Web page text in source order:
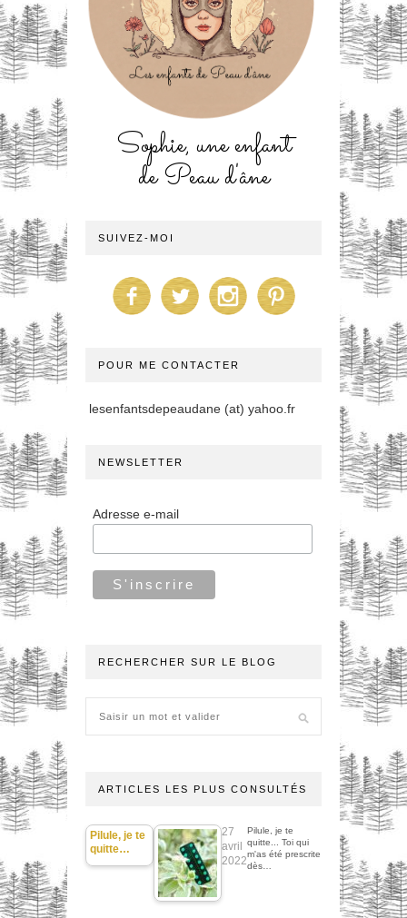
Sophie, une enfant
de Peau d'âne
SUIVEZ-MOI
POUR ME CONTACTER
lesenfantsdepeaudane (at) yahoo.fr
NEWSLETTER
Adresse e-mail
RECHERCHER SUR LE BLOG
ARTICLES LES PLUS CONSULTÉS
Pilule, je te
quitte…
27
avril
2022
Pilule, je te
quitte... Toi qui
m'as été prescrite
dès…